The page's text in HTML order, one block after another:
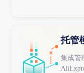
托管
集成管